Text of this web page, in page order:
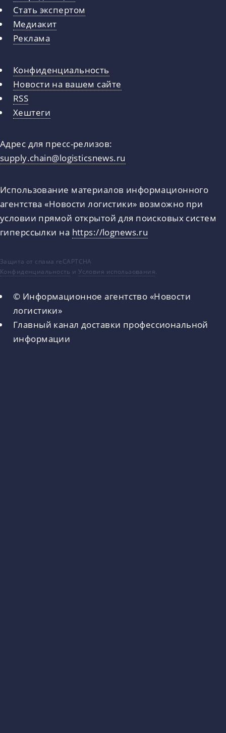
Стать экспертом
Медиакит
Реклама
Конфиденциальность
Новости на вашем сайте
RSS
Хештеги
Адрес для пресс-релизов:
supply.chain@logisticsnews.ru
Использование материалов информационного
агентства «Новости логистики» возможно при
условии прямой открытой для поисковых систем
гиперссылки на https://lognews.ru
Защита от спама reCAPTCHA
Конфиденциальность иУсловия использования.
© Информационное агентство «Новости
логистики»
Главный канал доставки профессиональной
информации